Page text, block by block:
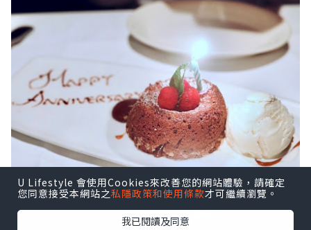
U Lifestyle 會使用Cookies來改善您的網站體驗，請確定
您同意接受本網站之私隱政策和使用條款才可繼續瀏覽。
我已閱讀及同意